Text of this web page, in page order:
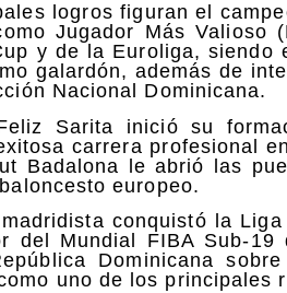
logros figuran el
Jugador Más
y de la Euroliga, siendo
galardón, además de
Nacional Dominicana.
Sarita inició su
carrera profesional
Badalona le abrió las
europeo.
conquistó la
del Mundial FIBA Sub-
Dominicana
uno de los principales